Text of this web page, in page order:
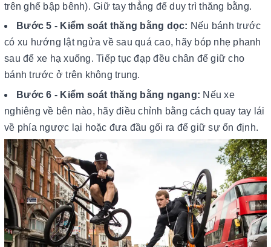
trên ghế bập bênh). Giữ tay thẳng để duy trì thăng bằng.
Bước 5 - Kiểm soát thăng bằng dọc: Nếu bánh trước
có xu hướng lật ngửa về sau quá cao, hãy bóp nhẹ phanh
sau để xe hạ xuống. Tiếp tục đạp đều chân để giữ cho
bánh trước ở trên không trung.
Bước 6 - Kiểm soát thăng bằng ngang: Nếu xe
nghiêng về bên nào, hãy điều chỉnh bằng cách quay tay lái
về phía ngược lại hoặc đưa đầu gối ra để giữ sự ổn định.